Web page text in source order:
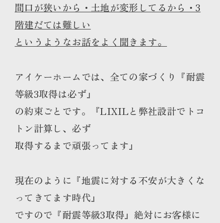
間口が狭いから・土地が変形してるから・3
階建だては難しい
というようなお話をよく聞きます。
アイケーホームでは、全ての家づくり『耐震
等級3取得は必ず』
の約束ごとです。『LIXILと弊社設計でトコ
トン計算し、必ず
取得するまで頑張ってます』
現在のように『地震に対する不安が大きくな
ってきてます時代』
ですので『耐震等級3取得』絶対にお客様に